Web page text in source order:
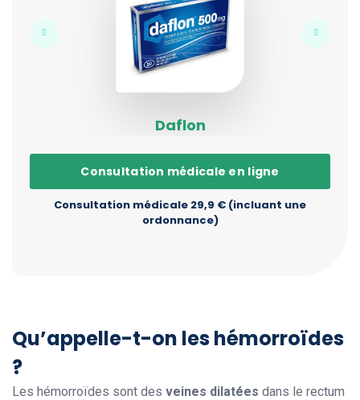
Daflon
Consultation médicale en ligne
Consultation médicale 29,9 € (incluant une
ordonnance)
Qu’appelle-t-on les hémorroïdes
?
Les hémorroïdes sont des veines dilatées dans le rectum